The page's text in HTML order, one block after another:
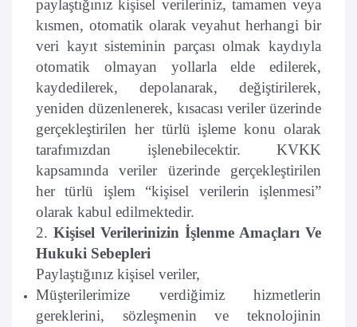
paylaştığınız kişisel verileriniz, tamamen veya
kısmen, otomatik olarak veyahut herhangi bir
veri kayıt sisteminin parçası olmak kaydıyla
otomatik olmayan yollarla elde edilerek,
kaydedilerek, depolanarak, değiştirilerek,
yeniden düzenlenerek, kısacası veriler üzerinde
gerçekleştirilen her türlü işleme konu olarak
tarafımızdan işlenebilecektir. KVKK
kapsamında veriler üzerinde gerçekleştirilen
her türlü işlem “kişisel verilerin işlenmesi”
olarak kabul edilmektedir.
2. Kişisel Verilerinizin İşlenme Amaçları Ve
Hukuki Sebepleri
Paylaştığınız kişisel veriler,
Müşterilerimize verdiğimiz hizmetlerin
gereklerini, sözleşmenin ve teknolojinin